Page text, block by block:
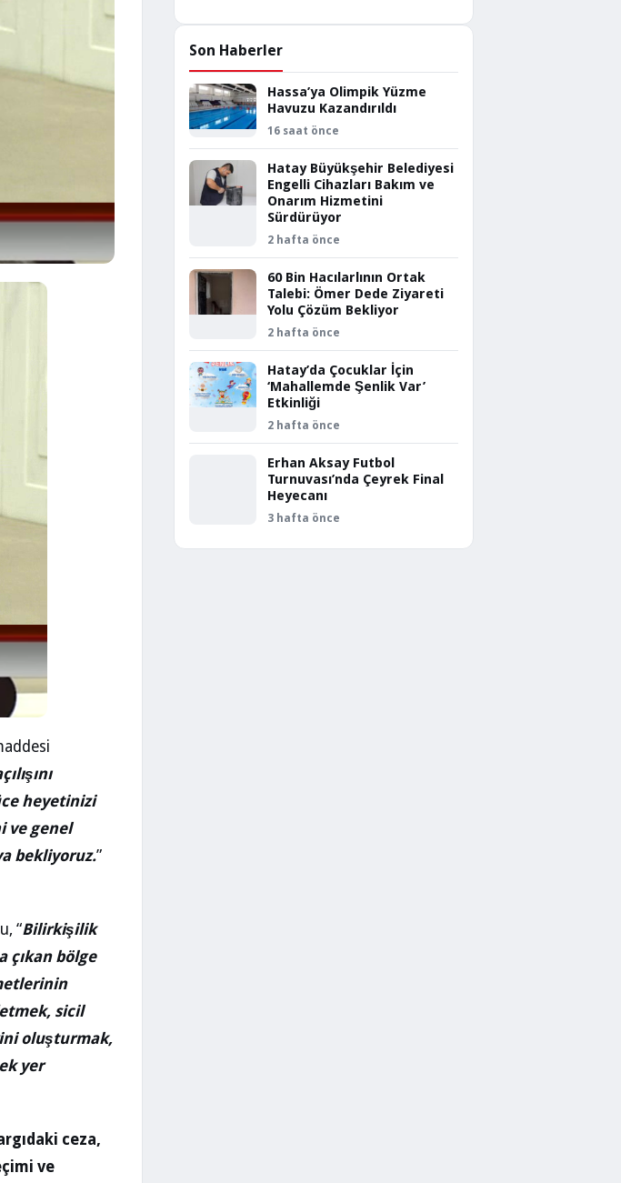
heyetinizi
ve genel
bekliyoruz.”
“Bilirkişilik
çıkan bölge
sicil
oluşturmak,
yer
ceza,
ve
Son Haberler
Hassa’ya Olimpik Yüzme
Havuzu Kazandırıldı
16 saat önce
Hatay Büyükşehir Belediyesi
Engelli Cihazları Bakım ve
Onarım Hizmetini
Sürdürüyor
2 hafta önce
60 Bin Hacılarlının Ortak
Talebi: Ömer Dede Ziyareti
Yolu Çözüm Bekliyor
2 hafta önce
Hatay’da Çocuklar İçin
‘Mahallemde Şenlik Var’
Etkinliği
2 hafta önce
Erhan Aksay Futbol
Turnuvası’nda Çeyrek Final
Heyecanı
3 hafta önce